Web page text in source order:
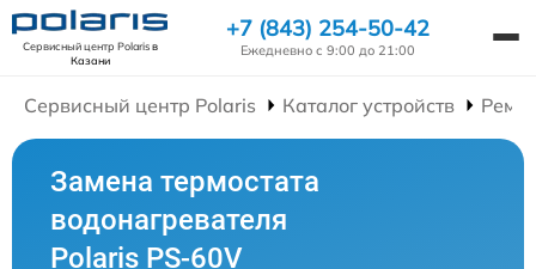
Сервисный центр Polarisв
Казани
+7 (843) 254-50-42
Ежедневно с 9:00 до 21:00
Сервисный центр Polaris Каталог устройств
Замена термостата
водонагревателя
Polaris PS-60V